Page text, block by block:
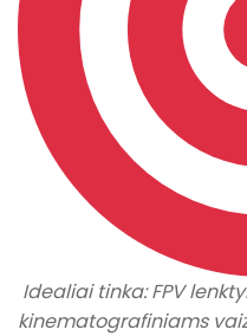
Idealiai tinka: FPV
kinematografiniams